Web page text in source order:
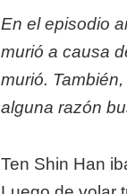
En el episodio
murió a causa
murió.
alguna razón
Ten Shin Han